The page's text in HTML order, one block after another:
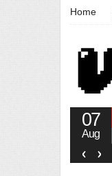
Home
07
Aug
‹ ›